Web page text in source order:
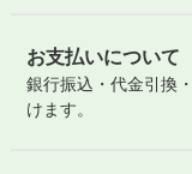
お支払いについて
銀行振込・代金引換
けます。